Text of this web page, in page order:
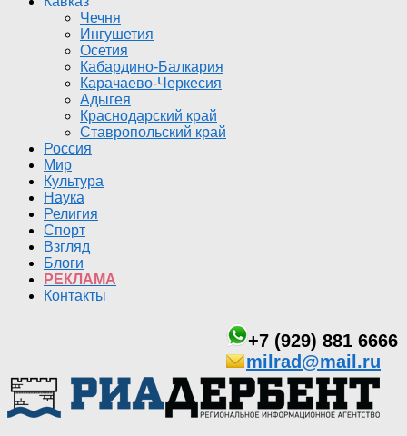
Чечня
Ингушетия
Осетия
Кабардино-Балкария
Карачаево-Черкесия
Адыгея
Краснодарский край
Ставропольский край
Россия
Мир
Культура
Наука
Религия
Спорт
Взгляд
Блоги
РЕКЛАМА
Контакты
+7 (929) 881 6666
milrad@mail.ru